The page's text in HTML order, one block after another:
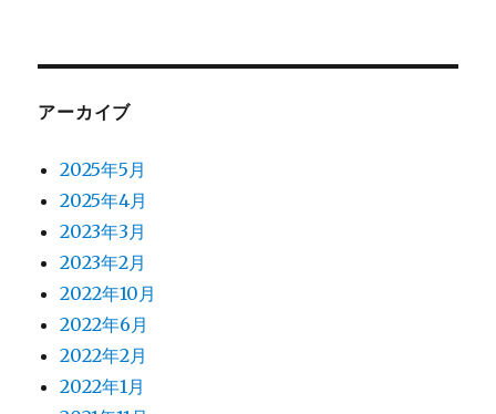
アーカイブ
2025年5月
2025年4月
2023年3月
2023年2月
2022年10月
2022年6月
2022年2月
2022年1月